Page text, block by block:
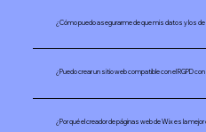
¿Cómo puedo asegurarme de que mis datos y los
¿Puedo crear un sitio web compatible con el RGPD
¿Por qué el creador de páginas web de Wix es la mejor